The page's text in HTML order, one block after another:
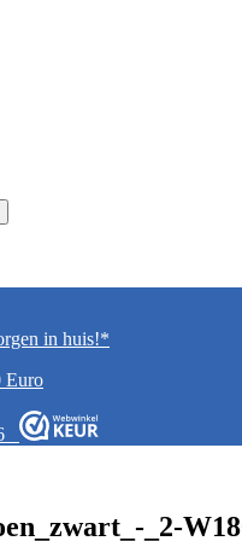
in huis!*
Euro
_2-